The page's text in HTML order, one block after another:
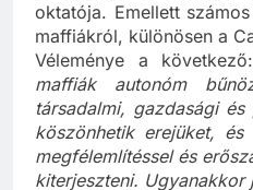
és jelenleg a l’Aquila
oktatója. Emellett
maffiákról, különösen a
Véleménye a
maffiák autonóm
társadalmi, gazdasági
köszönhetik erejüket,
megfélemlítéssel és